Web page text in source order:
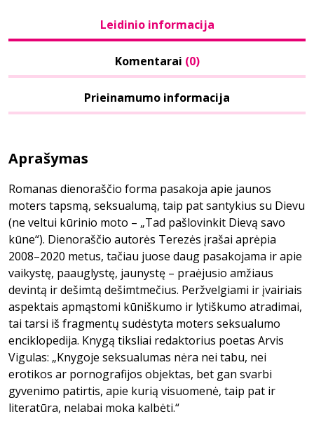
Leidinio informacija
Komentarai (0)
Prieinamumo informacija
Aprašymas
Romanas dienoraščio forma pasakoja apie jaunos
moters tapsmą, seksualumą, taip pat santykius su Dievu
(ne veltui kūrinio moto – „Tad pašlovinkit Dievą savo
kūne“). Dienoraščio autorės Terezės įrašai aprėpia
2008–2020 metus, tačiau juose daug pasakojama ir apie
vaikystę, paauglystę, jaunystę – praėjusio amžiaus
devintą ir dešimtą dešimtmečius. Peržvelgiami ir įvairiais
aspektais apmąstomi kūniškumo ir lytiškumo atradimai,
tai tarsi iš fragmentų sudėstyta moters seksualumo
enciklopedija. Knygą tiksliai redaktorius poetas Arvis
Vigulas: „Knygoje seksualumas nėra nei tabu, nei
erotikos ar pornografijos objektas, bet gan svarbi
gyvenimo patirtis, apie kurią visuomenė, taip pat ir
literatūra, nelabai moka kalbėti.“